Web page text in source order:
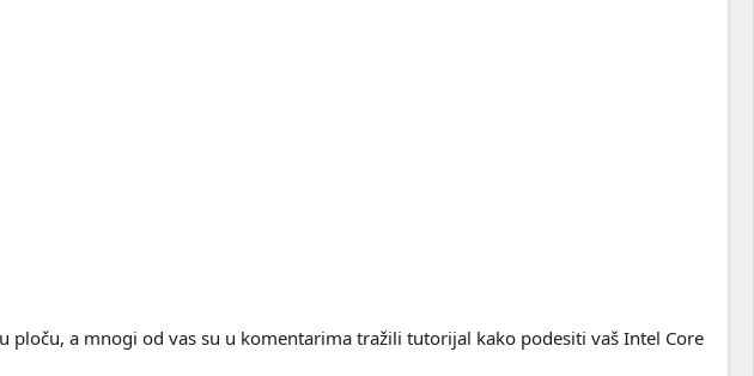
ploču, a mnogi od vas su u komentarima tražili tutorijal kako podesiti vaš Intel Core